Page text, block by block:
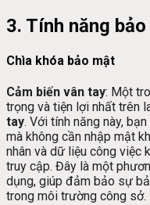
3. Tính năng
Chìa khóa bảo mật
Cảm biến vân tay: Một
trọng và tiện lợi nhất trên
tay. Với tính năng này,
mà không cần nhập mật
nhân và dữ liệu công việc
truy cập. Đây là một
dụng, giúp đảm bảo sự
trong môi trường công sở.